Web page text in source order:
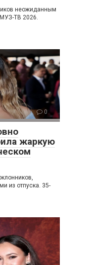
неожиданным
ТВ 2026.
0
жаркую
из отпуска. 35-